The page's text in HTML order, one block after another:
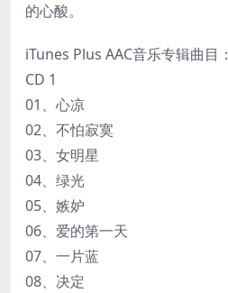
的心酸。
iTunes Plus AAC音乐专辑曲目：
CD 1
01、心凉
02、不怕寂寞
03、女明星
04、绿光
05、嫉妒
06、爱的第一天
07、一片蓝
08、决定